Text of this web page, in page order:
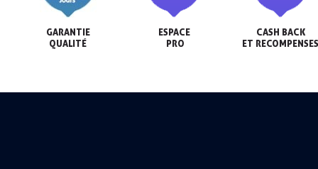
GARANTIE
QUALITÉ
ESPACE
PRO
CASH BACK
ET